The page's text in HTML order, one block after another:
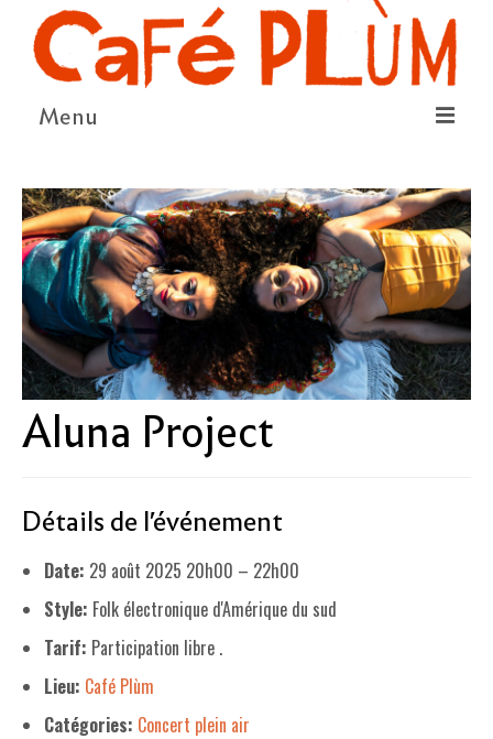
Menu
LA COOPÉRATIVE & L’ASSO
LE CONSEIL COOPÉRATIF
NOUS SOUTENIR
LE PROGRAMME
DÉTAIL DES ÉVÉNEMENTS
LA SAISON CULTURELLE
LE PROJET DE TERRITOIRE
LE CAFÉ/RESTO
LA CARTE
NOS FOURNISSEUR·EUSE·S
Aluna Project
Détails de l'événement
Date: 29 août 2025 20h00 – 22h00
Style: Folk électronique d'Amérique du sud
Tarif: Participation libre .
Lieu: Café Plùm
Catégories: Concert plein air